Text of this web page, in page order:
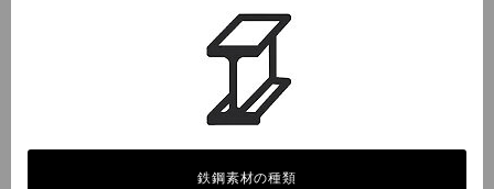
鉄鋼素材の種類